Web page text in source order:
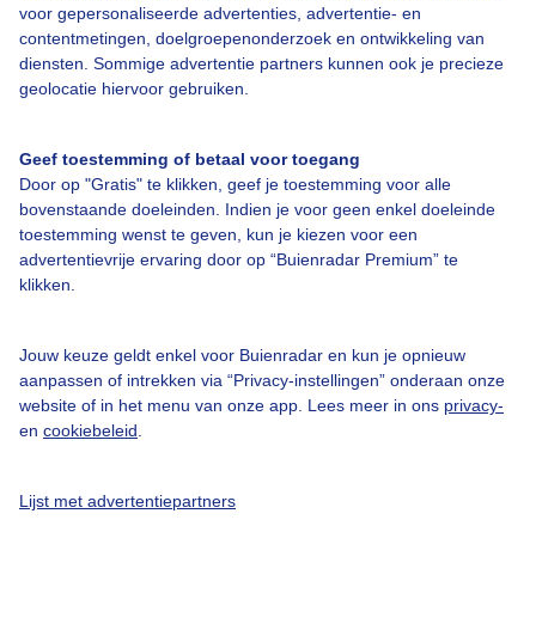
voor gepersonaliseerde advertenties, advertentie- en
contentmetingen, doelgroepenonderzoek en ontwikkeling van
diensten. Sommige advertentie partners kunnen ook je precieze
geolocatie hiervoor gebruiken.
Geef toestemming of betaal voor toegang
Door op "Gratis" te klikken, geef je toestemming voor alle
bovenstaande doeleinden. Indien je voor geen enkel doeleinde
toestemming wenst te geven, kun je kiezen voor een
advertentievrije ervaring door op “Buienradar Premium” te
klikken.
Jouw keuze geldt enkel voor Buienradar en kun je opnieuw
aanpassen of intrekken via “Privacy-instellingen” onderaan onze
website of in het menu van onze app. Lees meer in ons privacy-
en cookiebeleid
Lijst met advertentiepartners
Door: Wim Apswoude Gemaakt: 22-05-2026, 27x bekeken
Planten
Bekijk slideshow
Een moment geduld aub...